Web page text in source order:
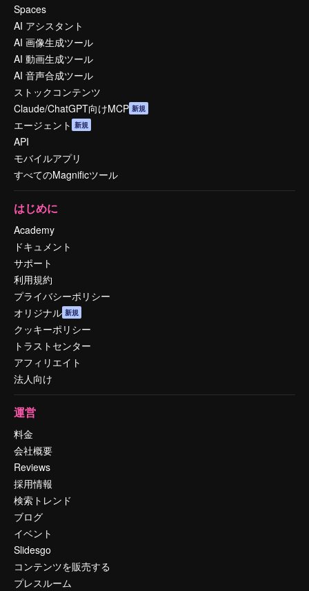
Spaces
AI アシスタント
AI 画像生成ツール
AI 動画生成ツール
AI 音声合成ツール
ストックコンテンツ
Claude/ChatGPT向けMCP 新規
エージェント 新規
API
モバイルアプリ
すべてのMagnificツール
はじめに
Academy
ドキュメント
サポート
利用規約
プライバシーポリシー
オリジナル 新規
クッキーポリシー
トラストセンター
アフィリエイト
法人向け
運営
料金
会社概要
Reviews
採用情報
検索トレンド
ブログ
イベント
Slidesgo
コンテンツを販売する
プレスルーム